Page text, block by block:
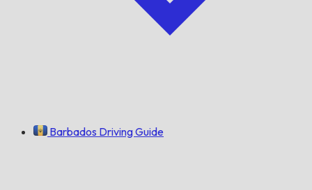
Barbados Driving Guide